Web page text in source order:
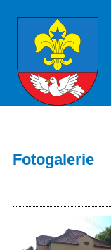
Fotogalerie